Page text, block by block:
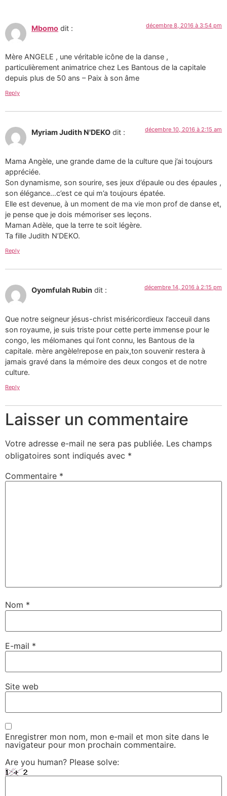
Mbomo dit : décembre 8, 2016 à 3:54 pm
Mère ANGELE , une véritable icône de la danse ,
particulièrement animatrice chez Les Bantous de la capitale
depuis plus de 50 ans – Paix à son âme
Reply
Myriam Judith N'DEKO dit : décembre 10, 2016 à 2:15 am
Mama Angèle, une grande dame de la culture que j’ai toujours
appréciée.
Son dynamisme, son sourire, ses jeux d’épaule ou des épaules ,
son élégance…c’est ce qui m’a toujours épatée.
Elle est devenue, à un moment de ma vie mon prof de danse et,
je pense que je dois mémoriser ses leçons.
Maman Adèle, que la terre te soit légère.
Ta fille Judith N’DEKO.
Reply
Oyomfulah Rubin dit : décembre 14, 2016 à 2:15 pm
Que notre seigneur jésus-christ miséricordieux l’acceuil dans
son royaume, je suis triste pour cette perte immense pour le
congo, les mélomanes qui l’ont connu, les Bantous de la
capitale. mère angèle!repose en paix,ton souvenir restera à
jamais gravé dans la mémoire des deux congos et de notre
culture.
Reply
Laisser un commentaire
Votre adresse e-mail ne sera pas publiée. Les champs
obligatoires sont indiqués avec *
Commentaire *
Nom *
E-mail *
Site web
Enregistrer mon nom, mon e-mail et mon site dans le
navigateur pour mon prochain commentaire.
Are you human? Please solve: